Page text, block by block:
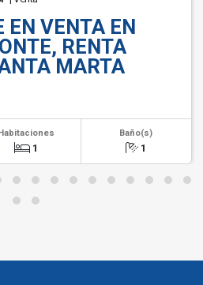
EN VENTA EN
RENTA
MARTA
1
Baño(s)
1